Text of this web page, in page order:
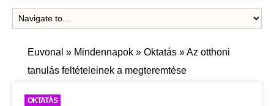
Euvonal » Mindennapok » Oktatás »Az otthoni
tanulás feltételeinek a megteremtése
OKTATÁS